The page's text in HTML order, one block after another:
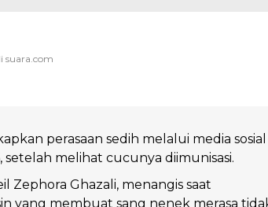
perasaan sedih melalui media sosial
setelah melihat cucunya diimunisasi.
Zephora Ghazali, menangis saat
yang membuat sang nenek merasa